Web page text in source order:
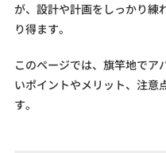
が、設計や計画をしっかり練
り得ます。
このページでは、旗竿地でア
いポイントやメリット、注意
す。